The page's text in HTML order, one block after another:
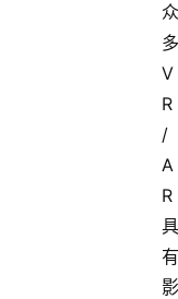
众
多
V
R
/
A
R
具
有
影